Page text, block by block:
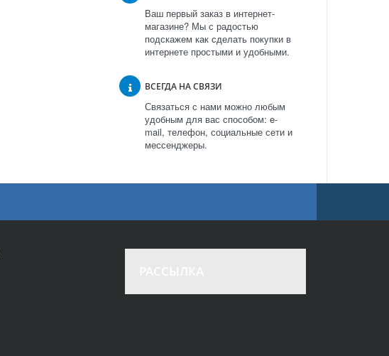
Ваш первый заказ в интернет-
магазине? Мы с радостью
подскажем как сделать покупки в
интернете простыми и удобными.
ВСЕГДА НА СВЯЗИ
Связаться с нами можно любым
удобным для вас способом: e-
mail, телефон, социальные сети и
мессенджеры.